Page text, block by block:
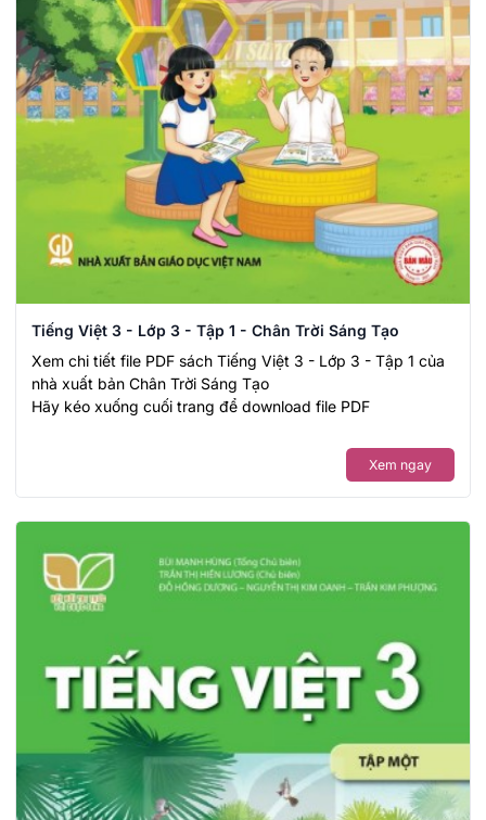
Tiếng Việt 3 - Lớp 3 - Tập 1 - Chân Trời Sáng Tạo
Xem chi tiết file PDF sách Tiếng Việt 3 - Lớp 3 - Tập 1 của
nhà xuất bản Chân Trời Sáng Tạo
Hãy kéo xuống cuối trang để download file PDF
Xem ngay